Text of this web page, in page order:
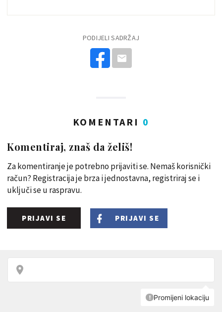
PODIJELI SADRŽAJ
KOMENTARI 0
Komentiraj, znaš da želiš!
Za komentiranje je potrebno prijaviti se. Nemaš korisnički
račun? Registracija je brza i jednostavna, registriraj se i
uključi se u raspravu.
PRIJAVI SE PRIJAVI SE